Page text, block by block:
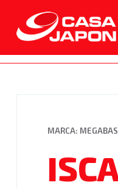
Toda a LojaVestuário
MARCA: